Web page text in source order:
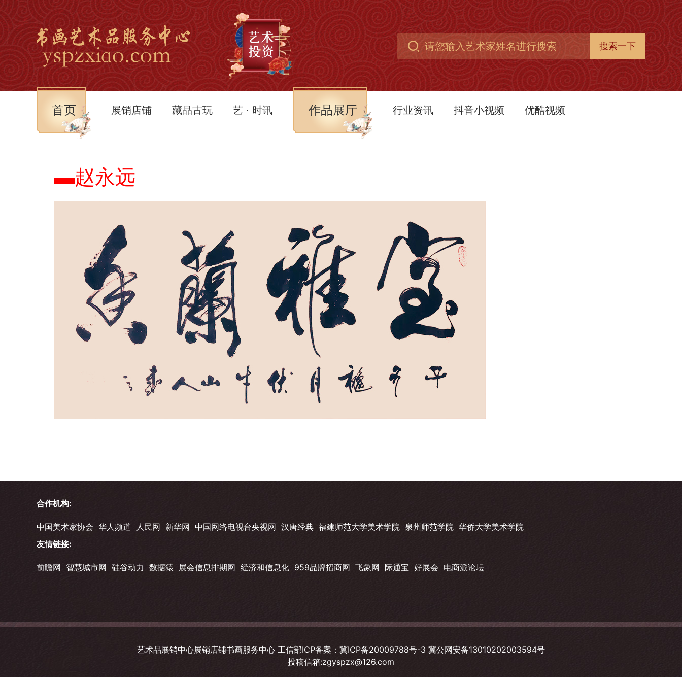
首页 展销店铺 藏品古玩 艺 · 时讯 作品展厅 行业资讯 抖音小视频 优酷视频
▬赵永远
合作机构:
中国美术家协会 华人频道 人民网 新华网 中国网络电视台央视网 汉唐经典 福建师范大学美术学院 泉州师范学院 华侨大学美术学院
友情链接:
前瞻网 智慧城市网 硅谷动力 数据猿 展会信息排期网 经济和信息化 959品牌招商网 飞象网 际通宝 好展会 电商派论坛
艺术品展销中心展销店铺书画服务中心 工信部ICP备案： 冀ICP备20009788号-3 冀公网安备13010202003594号
投稿信箱:zgyspzx@126.com